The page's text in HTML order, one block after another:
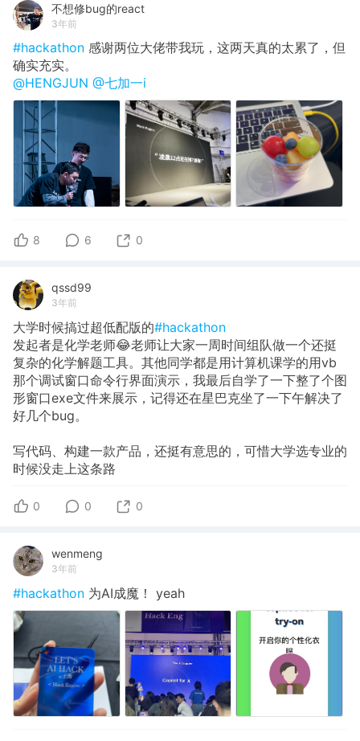
不想修bug的react
3年前
#hackathon 感谢两位大佬带我玩，这两天真的太累了，但
确实充实。
@HENGJUN @七加一i
8 6 0
qssd99
3年前
大学时候搞过超低配版的#hackathon
发起者是化学老师😂老师让大家一周时间组队做一个还挺
复杂的化学解题工具。其他同学都是用计算机课学的用vb
那个调试窗口命令行界面演示，我最后自学了一下整了个图
形窗口exe文件来展示，记得还在星巴克坐了一下午解决了
好几个bug。
写代码、构建一款产品，还挺有意思的，可惜大学选专业的
时候没走上这条路
0 0 0
wenmeng
3年前
#hackathon 为AI成魔！ yeah